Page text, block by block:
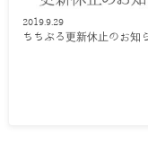
2019.9.29
ちちぶる更新休止のお知